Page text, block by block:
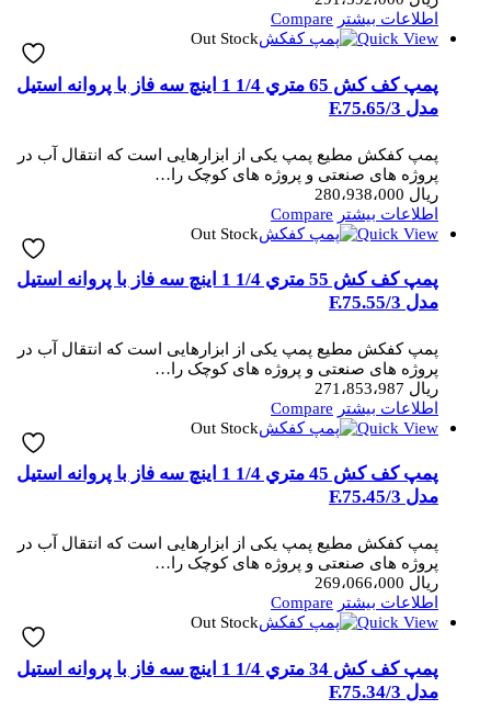
اطلاعات بیشتر Compare
Out Stock
Quick View
پمپ کف کش 65 متري 1/4 1 اینچ سه فاز با پروانه استیل
مدل 3/F.75.65
پمپ کفکش مطیع پمپ یکی از ابزارهایی است که انتقال آب در
پروژه های صنعتی و پروژه های کوچک را…
ریال
اطلاعات بیشتر Compare
Out Stock
Quick View
پمپ کف کش 55 متري 1/4 1 اینچ سه فاز با پروانه استیل
مدل 3/F.75.55
پمپ کفکش مطیع پمپ یکی از ابزارهایی است که انتقال آب در
پروژه های صنعتی و پروژه های کوچک را…
ریال
اطلاعات بیشتر Compare
Out Stock
Quick View
پمپ کف کش 45 متري 1/4 1 اینچ سه فاز با پروانه استیل
مدل 3/F.75.45
پمپ کفکش مطیع پمپ یکی از ابزارهایی است که انتقال آب در
پروژه های صنعتی و پروژه های کوچک را…
ریال
اطلاعات بیشتر Compare
Out Stock
Quick View
پمپ کف کش 34 متري 1/4 1 اینچ سه فاز با پروانه استیل
مدل 3/F.75.34